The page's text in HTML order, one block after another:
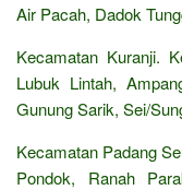
Air Pacah, Dadok
Kecamatan Kuranji.
Lubuk Lintah,
Gunung Sarik, Sei/
Kecamatan Padang
Pondok, Ranah